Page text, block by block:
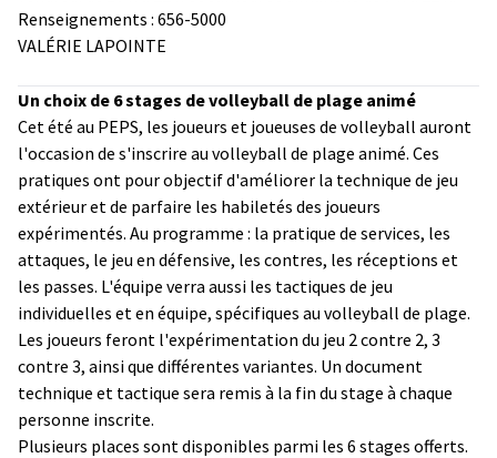
Renseignements : 656-5000
VALÉRIE LAPOINTE
Un choix de 6 stages de volleyball de plage animé
Cet été au PEPS, les joueurs et joueuses de volleyball auront
l'occasion de s'inscrire au volleyball de plage animé. Ces
pratiques ont pour objectif d'améliorer la technique de jeu
extérieur et de parfaire les habiletés des joueurs
expérimentés. Au programme : la pratique de services, les
attaques, le jeu en défensive, les contres, les réceptions et
les passes. L'équipe verra aussi les tactiques de jeu
individuelles et en équipe, spécifiques au volleyball de plage.
Les joueurs feront l'expérimentation du jeu 2 contre 2, 3
contre 3, ainsi que différentes variantes. Un document
technique et tactique sera remis à la fin du stage à chaque
personne inscrite.
Plusieurs places sont disponibles parmi les 6 stages offerts.